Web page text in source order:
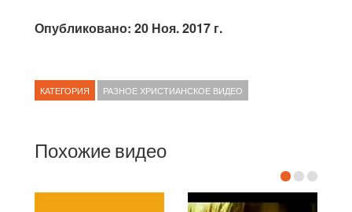
Опубликовано: 20 Ноя. 2017 г.
КАТЕГОРИЯ РАЗНОЕ ХРИСТИАНСКОЕ ВИДЕО
Похожие видео